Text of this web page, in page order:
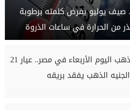
يوليو يفرض كلمته برطوبة
من الحرارة في ساعات الذروة
أسعار الذهب اليوم الأربعاء في مصر.. عيار 21
الذهب يفقد بريقه